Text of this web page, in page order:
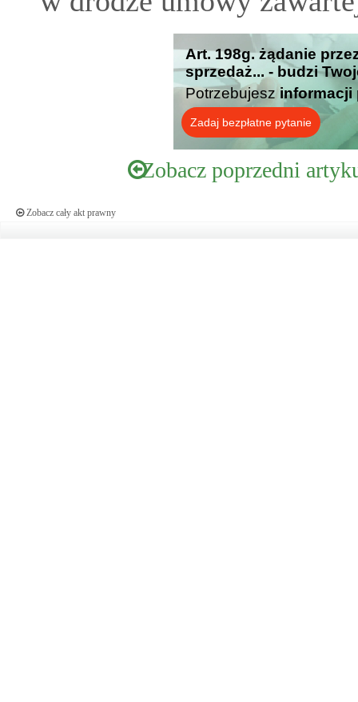
Art. 198g. żądanie
sprzedaż... - budzi
Potrzebujesz informacji
Zadaj bezpłatne pytanie
Zobacz poprzedni
Zobacz cały akt prawny